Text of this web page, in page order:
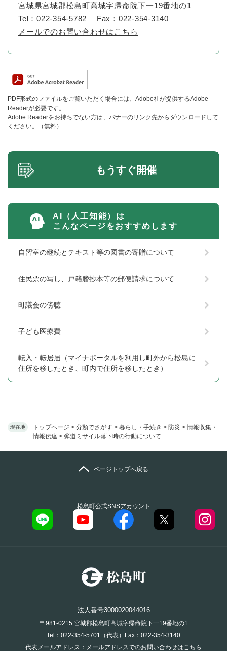
現在地 トップページ > 分類でさがす > 暮らし・手続き > 防災 >情報収集・
情報伝達 > 弾道ミサイル落下時の行動について
宮城県宮城郡松島町高城字帰命院下一19番地の1
Tel：022-354-5782
Fax：022-354-3140
メールでのお問い合わせはこちら
PDF形式のファイルをご覧いただく場合には、Adobe社が提供するAdobe
Readerが必要です。
Adobe Readerをお持ちでない方は、バナーのリンク先からダウンロードして
ください。（無料）
もうすぐ開催
AI（人工知能）は
こんなページをおすすめします
自習室の継続とテキスト等の図書の寄贈について
住民票の写し、戸籍謄抄本等の郵便請求について
町議会の傍聴
子ども医療費
転入・転居届（マイナポータルを利用し町外から松島に
住所を移したとき、町内で住所を移したとき）
松島町公式SNSアカウント
ページトップへ戻る
法人番号3000020044016
〒981-0215 宮城郡松島町高城字帰命院下一19番地の1
Tel：022-354-5701（代表）Fax：022-354-3140
代表メールアドレス： メールアドレスでのお問い合わせはこちら